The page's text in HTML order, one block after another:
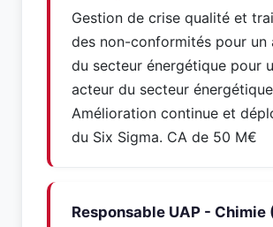
Gestion de crise qualité et
des non-conformités pour un
du secteur énergétique pour
acteur du secteur
Amélioration continue et
du Six Sigma. CA de 50 M€
Responsable UAP - Chimie